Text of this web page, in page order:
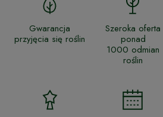
Gwarancja
przyjęcia się roślin
Szeroka oferta
ponad
1000 odmian
roślin